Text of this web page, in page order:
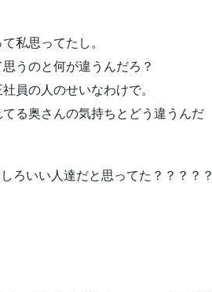
私思ってたし。
うのと何が違うんだろ？
員の人のせいなわけで。
る奥さんの気持ちとどう違うんだ
ろいい人達だと思ってた？？？？？